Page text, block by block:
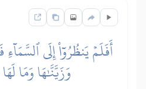
أَفَلَمۡ يَنظُرُوٓاْ إِلَى
وَزَيَّنَّٰهَا وَمَا